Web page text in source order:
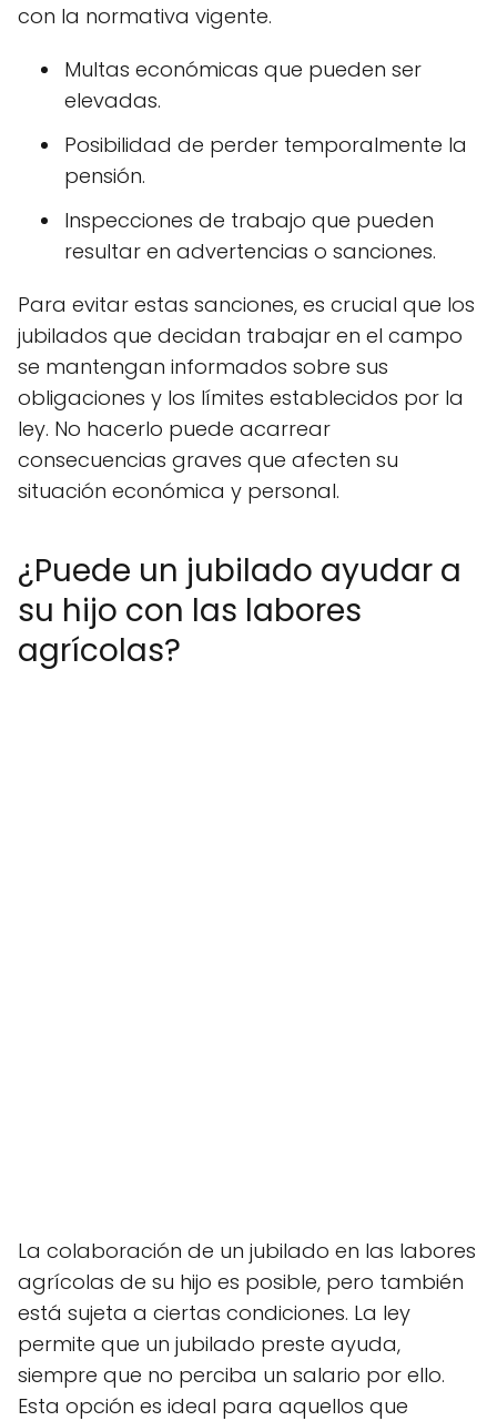
con la normativa vigente.
Multas económicas que pueden ser
elevadas.
Posibilidad de perder temporalmente la
pensión.
Inspecciones de trabajo que pueden
resultar en advertencias o sanciones.
Para evitar estas sanciones, es crucial que los
jubilados que decidan trabajar en el campo
se mantengan informados sobre sus
obligaciones y los límites establecidos por la
ley. No hacerlo puede acarrear
consecuencias graves que afecten su
situación económica y personal.
¿Puede un jubilado ayudar a
su hijo con las labores
agrícolas?
La colaboración de un jubilado en las labores
agrícolas de su hijo es posible, pero también
está sujeta a ciertas condiciones. La ley
permite que un jubilado preste ayuda,
siempre que no perciba un salario por ello.
Esta opción es ideal para aquellos que